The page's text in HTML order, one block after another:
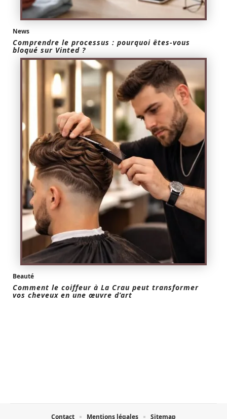
News
Comprendre le processus : pourquoi êtes-vous
bloqué sur Vinted ?
Beauté
Comment le coiffeur à La Crau peut transformer
vos cheveux en une œuvre d’art
Contact Mentions légales Sitemap